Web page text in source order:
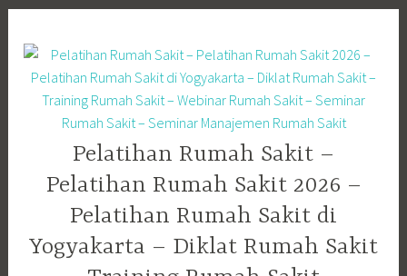
Skip
content
Pelatihan Rumah Sakit –
Pelatihan Rumah Sakit 2026 –
Pelatihan Rumah Sakit di
Yogyakarta – Diklat Rumah Sakit